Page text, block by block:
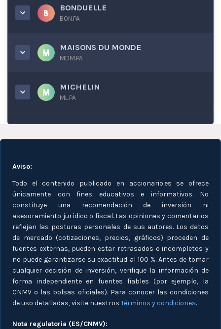
BONDUELLE
BON.PA
MAISONS DU MONDE
MDM.PA
MICHELIN
ML.PA
Aviso:
Todo el contenido publicado en accionario.es se ofrece
únicamente con fines educativos e informativos. No
constituye una recomendación de inversión ni
asesoramiento jurídico o fiscal. Las opiniones y comentarios
reflejan las posturas personales de sus autores. Los datos
de mercado (cotizaciones, precios, gráficos) proceden de
fuentes externas, pueden estar retrasados o incompletos y
no puede garantizarse su exactitud al 100 %. Antes de tomar
cualquier decisión de inversión, verifique la información de
forma independiente en fuentes fiables (por ejemplo, la
CNMV o las bolsas oficiales). Para conocer las condiciones
de uso detalladas, visite nuestros Términos y condiciones.
Nota regulatoria (ES/CNMV):